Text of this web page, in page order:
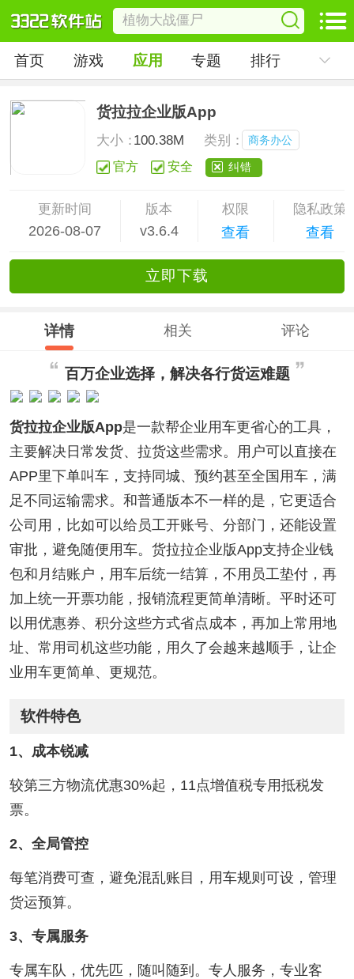
首页 游戏 应用 专题 排行
货拉拉企业版App
大小：100.38M 类别： 商务办公
官方 安全 纠错
更新时间
2026-08-07
版本
v3.6.4
权限
查看
隐私政策
查看
立即下载
详情 相关 评论
百万企业选择，解决各行货运难题
货拉拉企业版App是一款帮企业用车更省心的工具，
主要解决日常发货、拉货这些需求。用户可以直接在
APP里下单叫车，支持同城、预约甚至全国用车，满
足不同运输需求。和普通版本不一样的是，它更适合
公司用，比如可以给员工开账号、分部门，还能设置
审批，避免随便用车。货拉拉企业版App支持企业钱
包和月结账户，用车后统一结算，不用员工垫付，再
加上统一开票功能，报销流程更简单清晰。平时还可
以用优惠券、积分这些方式省点成本，再加上常用地
址、常用司机这些功能，用久了会越来越顺手，让企
业用车更简单、更规范。
软件特色
1、成本锐减
较第三方物流优惠30%起，11点增值税专用抵税发
票。
2、全局管控
每笔消费可查，避免混乱账目，用车规则可设，管理
货运预算。
3、专属服务
专属车队，优先匹，随叫随到。专人服务，专业客